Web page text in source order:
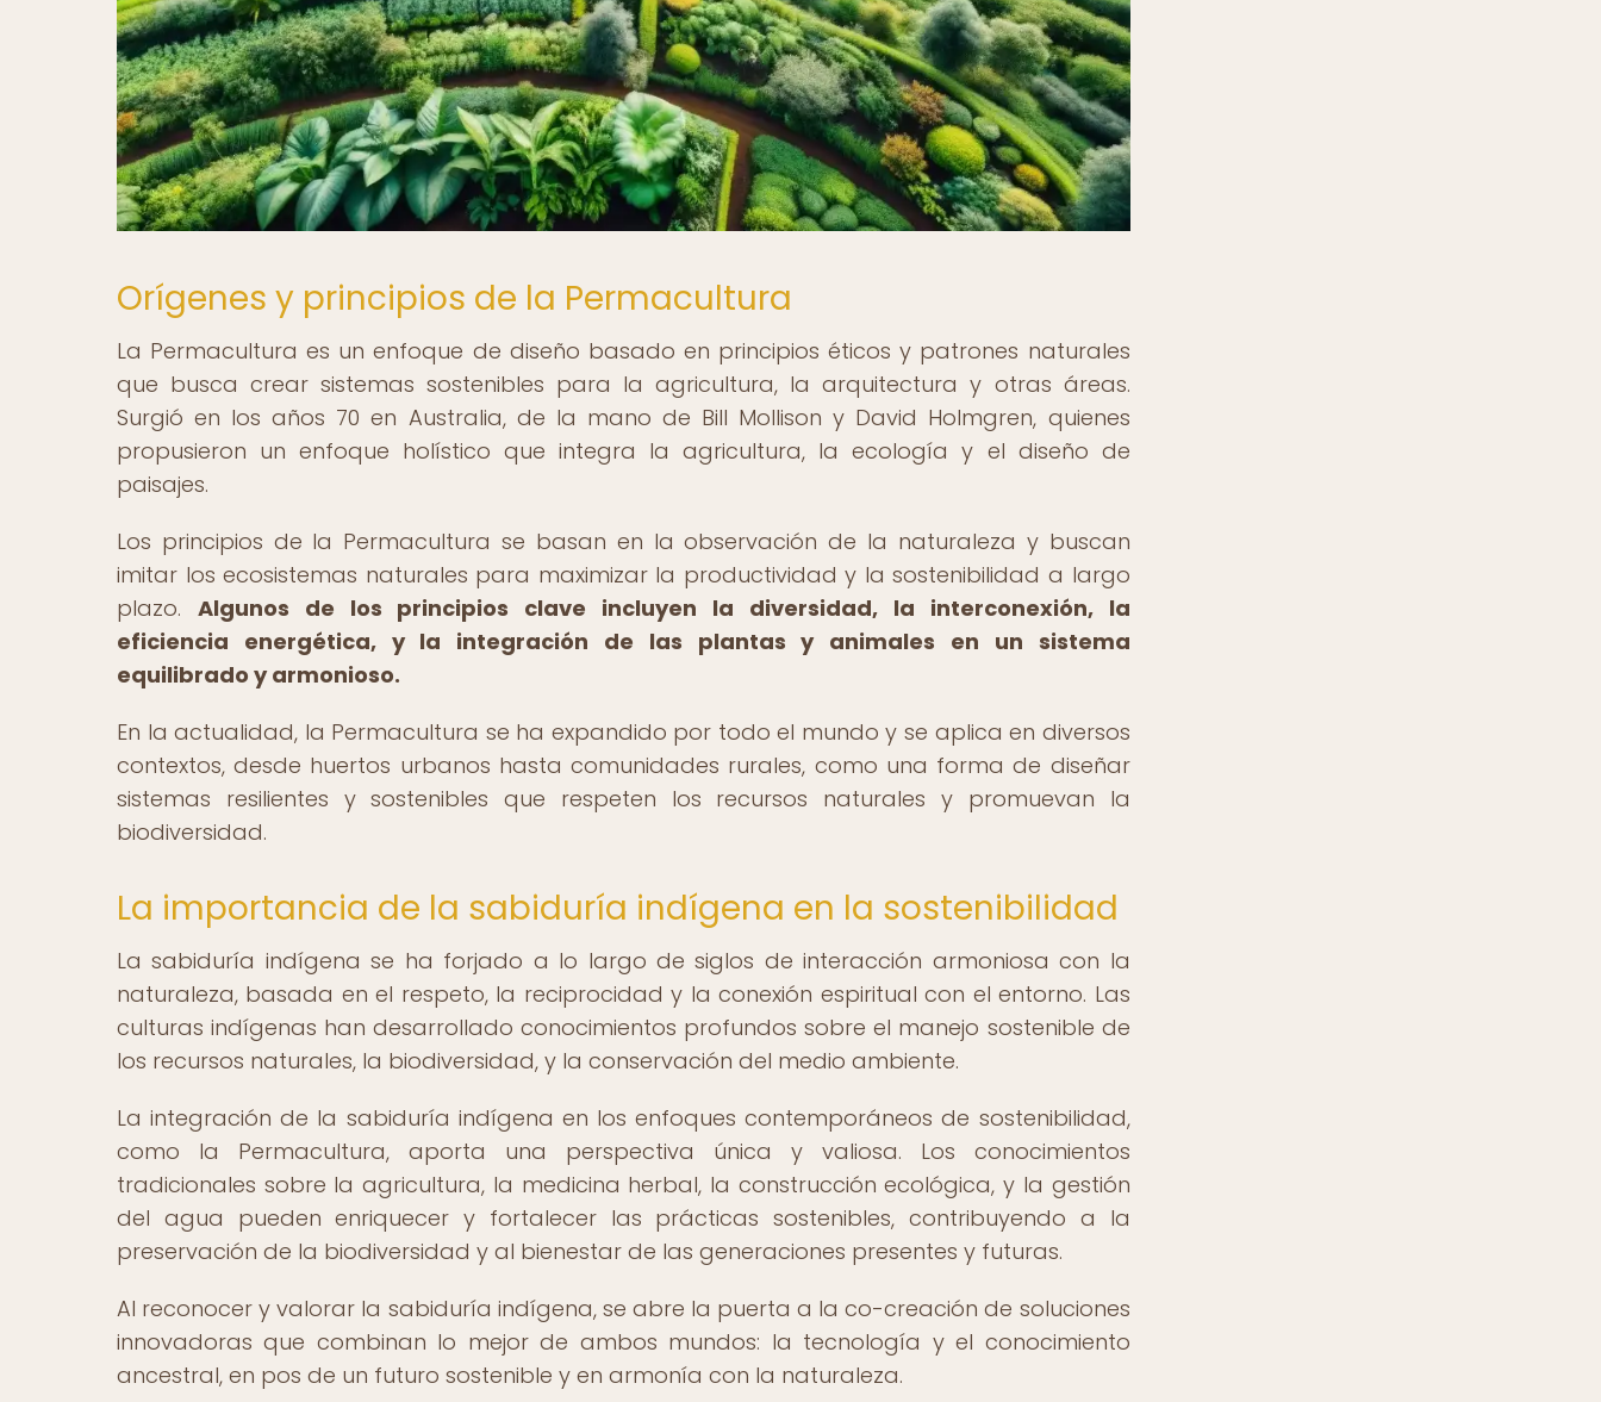
Orígenes y principios de la Permacultura
La Permacultura es un enfoque de diseño basado en principios éticos y patrones naturales
que busca crear sistemas sostenibles para la agricultura, la arquitectura y otras áreas.
Surgió en los años 70 en Australia, de la mano de Bill Mollison y David Holmgren, quienes
propusieron un enfoque holístico que integra la agricultura, la ecología y el diseño de
paisajes.
Los principios de la Permacultura se basan en la observación de la naturaleza y buscan
imitar los ecosistemas naturales para maximizar la productividad y la sostenibilidad a largo
plazo. Algunos de los principios clave incluyen la diversidad, la interconexión, la
eficiencia energética, y la integración de las plantas y animales en un sistema
equilibrado y armonioso.
En la actualidad, la Permacultura se ha expandido por todo el mundo y se aplica en diversos
contextos, desde huertos urbanos hasta comunidades rurales, como una forma de diseñar
sistemas resilientes y sostenibles que respeten los recursos naturales y promuevan la
biodiversidad.
La importancia de la sabiduría indígena en la sostenibilidad
La sabiduría indígena se ha forjado a lo largo de siglos de interacción armoniosa con la
naturaleza, basada en el respeto, la reciprocidad y la conexión espiritual con el entorno. Las
culturas indígenas han desarrollado conocimientos profundos sobre el manejo sostenible de
los recursos naturales, la biodiversidad, y la conservación del medio ambiente.
La integración de la sabiduría indígena en los enfoques contemporáneos de sostenibilidad,
como la Permacultura, aporta una perspectiva única y valiosa. Los conocimientos
tradicionales sobre la agricultura, la medicina herbal, la construcción ecológica, y la gestión
del agua pueden enriquecer y fortalecer las prácticas sostenibles, contribuyendo a la
preservación de la biodiversidad y al bienestar de las generaciones presentes y futuras.
Al reconocer y valorar la sabiduría indígena, se abre la puerta a la co-creación de soluciones
innovadoras que combinan lo mejor de ambos mundos: la tecnología y el conocimiento
ancestral, en pos de un futuro sostenible y en armonía con la naturaleza.